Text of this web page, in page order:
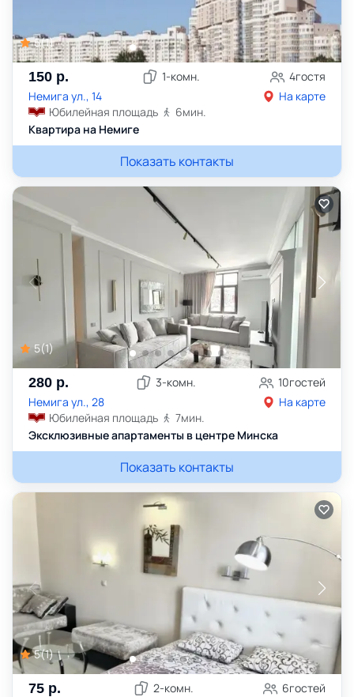
5(1)
150 р. 1-комн. 4гостя
Немига ул., 14
На карте
Юбилейная площадь
6мин.
Квартира на Немиге
Показать контакты
5(1)
280 р. 3-комн. 10гостей
Немига ул., 28
На карте
Юбилейная площадь
7мин.
Эксклюзивные апартаменты в центре Минска
Показать контакты
5(1)
75 р. 2-комн. 6гостей